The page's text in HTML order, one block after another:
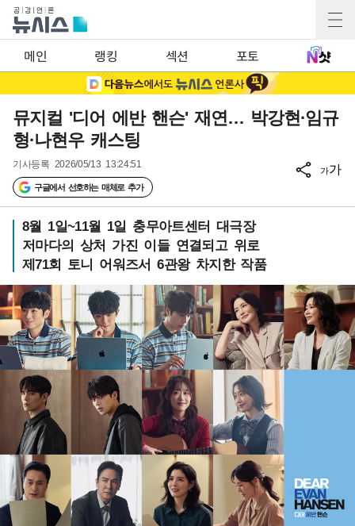
메인 랭킹 섹션 포토
뮤지컬 '디어 에반 핸슨' 재연… 박강현·임규
형·나현우 캐스팅
기사등록 2026/05/13 13:24:51
구글에서 선호하는 매체로 추가
가가
8월 1일~11월 1일 충무아트센터 대극장
저마다의 상처 가진 이들 연결되고 위로
제71회 토니 어워즈서 6관왕 차지한 작품